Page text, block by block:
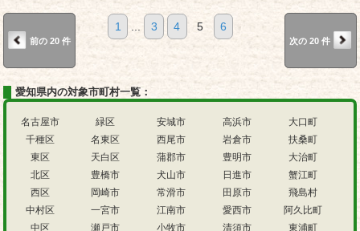
前の 20 件
1 3 4 5 6
次の 20 件
愛知県内の対象市町村一覧：
名古屋市
千種区
東区
北区
西区
中村区
中区
緑区
名東区
天白区
豊橋市
岡崎市
一宮市
瀬戸市
安城市
西尾市
蒲郡市
犬山市
常滑市
江南市
小牧市
高浜市
岩倉市
豊明市
日進市
田原市
愛西市
清須市
大口町
扶桑町
大治町
蟹江町
飛島村
阿久比町
東浦町